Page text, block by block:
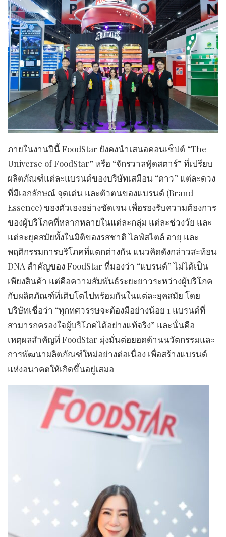
​ภายในงานปีนี้ FoodStar ยังคงนำเสนอคอนเซ็ปต์ “The
Universe of FoodStar” หรือ “จักรวาลฟู้ดสตาร์” ที่เปรียบ
ผลิตภัณฑ์แต่ละแบรนด์ของบริษัทเสมือน “ดาว” แต่ละดวง
ที่มีเอกลักษณ์ จุดเด่น และตัวตนของแบรนด์ (Brand
Essence) ของตัวเองอย่างชัดเจน เพื่อรองรับความต้องการ
ของผู้บริโภคที่หลากหลายในแต่ละกลุ่ม แต่ละช่วงวัย และ
แต่ละยุคสมัยทั้งในมิติของรสชาติ ไลฟ์สไตล์ อายุ และ
พฤติกรรมการบริโภคที่แตกต่างกัน แนวคิดดังกล่าวสะท้อน
DNA สำคัญของ FoodStar ที่มองว่า “แบรนด์” ไม่ได้เป็น
เพียงสินค้า แต่คือความสัมพันธ์ระยะยาวระหว่างผู้บริโภค
กับผลิตภัณฑ์ที่เติบโตไปพร้อมกันในแต่ละยุคสมัย โดย
บริษัทเชื่อว่า “ทุกทศวรรษจะต้องมีอย่างน้อย 1 แบรนด์ที่
สามารถครองใจผู้บริโภคได้อย่างแท้จริง” และนั่นคือ
เหตุผลสำคัญที่ FoodStar มุ่งมั่นต่อยอดด้านนวัตกรรมและ
การพัฒนาผลิตภัณฑ์ใหม่อย่างต่อเนื่อง เพื่อสร้างแบรนด์
แห่งอนาคตให้เกิดขึ้นอยู่เสมอ